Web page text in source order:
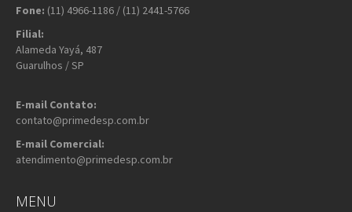
Fone: (11) 4966-1186 / (11) 2441-5766
Filial:
Alameda Yayá, 487
Guarulhos / SP
E-mail Contato:
contato@primedesp.com.br
E-mail Comercial:
atendimento@primedesp.com.br
MENU